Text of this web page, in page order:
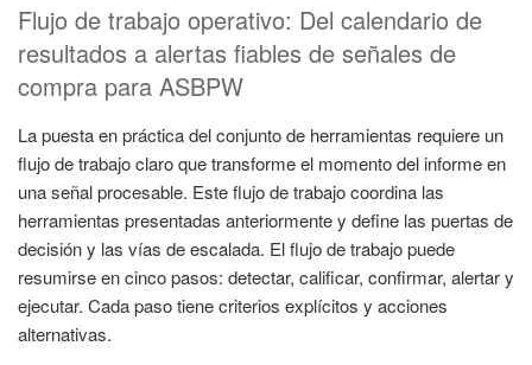
Flujo de trabajo operativo: Del calendario de
resultados a alertas fiables de señales de
compra para ASBPW
La puesta en práctica del conjunto de herramientas requiere un
flujo de trabajo claro que transforme el momento del informe en
una señal procesable. Este flujo de trabajo coordina las
herramientas presentadas anteriormente y define las puertas de
decisión y las vías de escalada. El flujo de trabajo puede
resumirse en cinco pasos: detectar, calificar, confirmar, alertar y
ejecutar. Cada paso tiene criterios explícitos y acciones
alternativas.